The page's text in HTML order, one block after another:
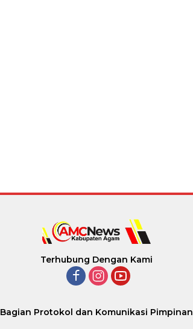
Terhubung Dengan Kami
Bagian Protokol dan Komunikasi Pimpinan